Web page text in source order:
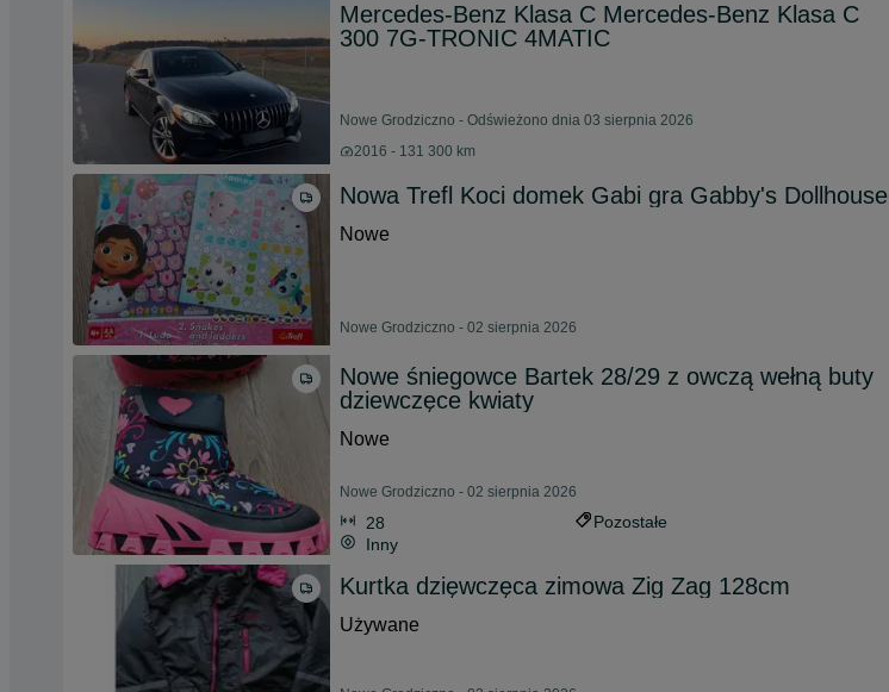
Mercedes-Benz Klasa C Mercedes-Benz Klasa C
300 7G-TRONIC 4MATIC
Nowe Grodziczno - Odświeżono dnia 03 sierpnia 2026
2016 - 131 300 km
Nowa Trefl Koci domek Gabi gra Gabby's Dollhouse
Nowe
Nowe Grodziczno - 02 sierpnia 2026
Nowe śniegowce Bartek 28/29 z owczą wełną buty
dziewczęce kwiaty
Nowe
Nowe Grodziczno - 02 sierpnia 2026
28
Pozostałe
Inny
Kurtka dzięwczęca zimowa Zig Zag 128cm
Używane